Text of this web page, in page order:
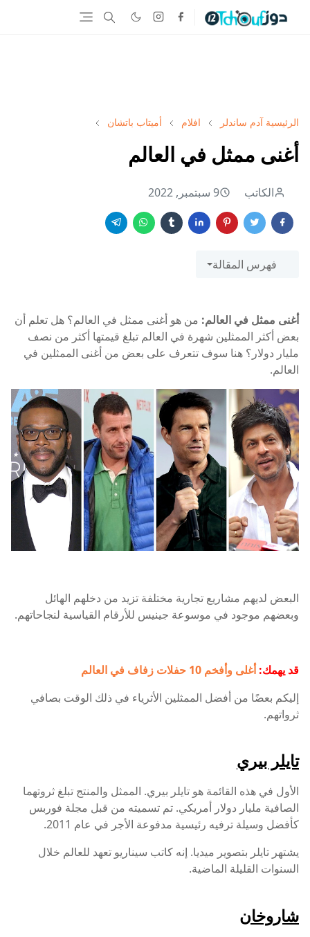
الرئيسية آدم ساندلر افلام أميتاب باتشان
أغنى ممثل في العالم
الكاتب 9 سبتمبر, 2022
فهرس المقالة
أغنى ممثل في العالم: من هو أغنى ممثل في العالم؟ هل تعلم أن
بعض أكثر الممثلين شهرة في العالم تبلغ قيمتها أكثر من نصف
مليار دولار؟ هنا سوف تتعرف على بعض من أغنى الممثلين في
العالم.
البعض لديهم مشاريع تجارية مختلفة تزيد من دخلهم الهائل
وبعضهم موجود في موسوعة جينيس للأرقام القياسية لنجاحاتهم.
قد يهمك:أغلى وأفخم 10 حفلات زفاف في العالم
إليكم بعضًا من أفضل الممثلين الأثرياء في ذلك الوقت بصافي
ثرواتهم.
تايلر بيري
الأول في هذه القائمة هو تايلر بيري. الممثل والمنتج تبلغ ثروتهما
الصافية مليار دولار أمريكي. تم تسميته من قبل مجلة فوربس
كأفضل وسيلة ترفيه رئيسية مدفوعة الأجر في عام 2011.
يشتهر تايلر بتصوير ميديا. إنه كاتب سيناريو تعهد للعالم خلال
السنوات القليلة الماضية.
شاروخان